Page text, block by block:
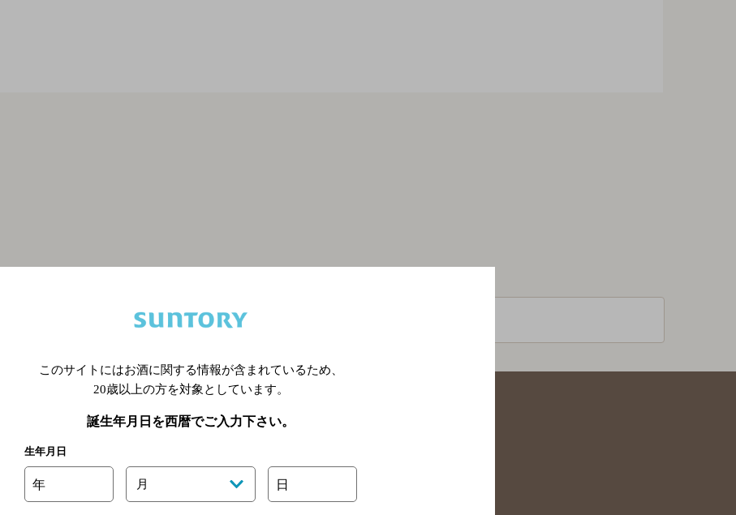
関連ページ
このサイトにはお酒に関する情報が含まれているため、
20歳以上の方を対象としています。
誕生年月日を西暦でご入力下さい。
生年月日
年 月 日